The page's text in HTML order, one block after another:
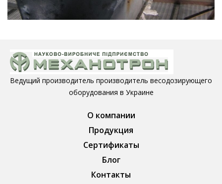
Ведущий производитель производитель весодозирующего
оборудования в Украине
О компании
Продукция
Сертификаты
Блог
Контакты